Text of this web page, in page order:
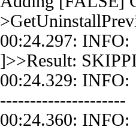
00:24.297:
]>>Result:
00:24.329:
---------------------
00:24.360: INFO: